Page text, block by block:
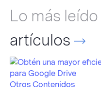
Lo más leído
artículos
Otros Contenidos